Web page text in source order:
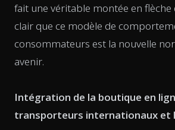
fait une véritable montée en flèche
clair que ce modèle de
consommateurs est la nouvelle
avenir.
Intégration de la boutique en
transporteurs internationaux et